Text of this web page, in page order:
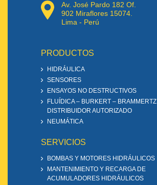
Av. José Pardo 182 Of.
902 Miraflores 15074.
Lima - Perú
PRODUCTOS
HIDRÁULICA
SENSORES
ENSAYOS NO DESTRUCTIVOS
FLUÍDICA – BURKERT – BRAMMERTZ
DISTRIBUIDOR AUTORIZADO
NEUMÁTICA
SERVICIOS
BOMBAS Y MOTORES HIDRÁULICOS
MANTENIMIENTO Y RECARGA DE
ACUMULADORES HIDRÁULICOS